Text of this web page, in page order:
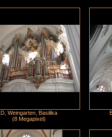
D, Weingarten, Basilika
(8 Megapixel)